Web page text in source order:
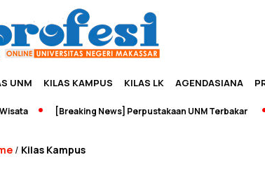
UNM KILAS KAMPUS KILAS LK AGENDASIANA
[Breaking News] Perpustakaan UNM Terbakar
/ Kilas Kampus